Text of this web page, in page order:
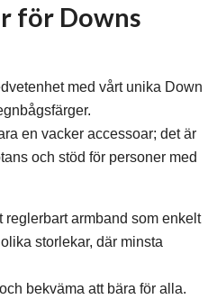
för Downs
med vårt unika Down
en vacker accessoar; det är
och stöd för personer med
reglerbart armband som enkelt
storlekar, där minsta
bekväma att bära för alla.